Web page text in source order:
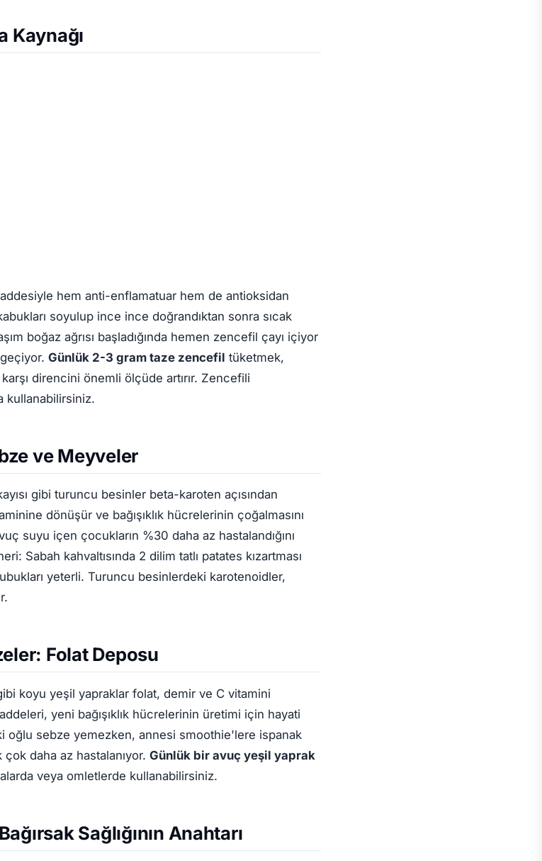
Kaynağı
hem anti-enflamatuar hem de antioksidan
soyulup ince ince doğrandıktan sonra sıcak
boğaz ağrısı başladığında hemen zencefil çayı içiyor
Günlük 2-3 gram taze zencefil tüketmek,
direncini önemli ölçüde artırır. Zencefili
kullanabilirsiniz.
ve Meyveler
gibi turuncu besinler beta-karoten açısından
dönüşür ve bağışıklık hücrelerinin çoğalmasını
suyu içen çocukların %30 daha az hastalandığını
Sabah kahvaltısında 2 dilim tatlı patates kızartması
yeterli. Turuncu besinlerdeki karotenoidler,
Folat Deposu
koyu yeşil yapraklar folat, demir ve C vitamini
yeni bağışıklık hücrelerinin üretimi için hayati
oğlu sebze yemezken, annesi smoothie'lere ispanak
çok daha az hastalanıyor. Günlük bir avuç yeşil yaprak
veya omletlerde kullanabilirsiniz.
Sağlığının Anahtarı